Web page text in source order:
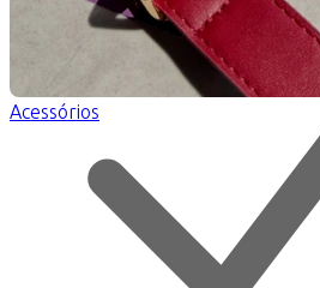
Acessórios